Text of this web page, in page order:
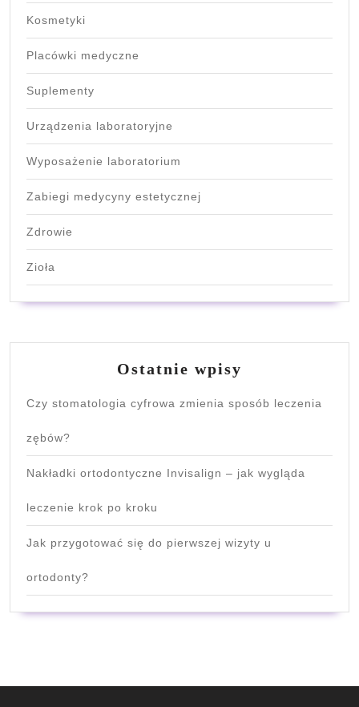
Kosmetyki
Placówki medyczne
Suplementy
Urządzenia laboratoryjne
Wyposażenie laboratorium
Zabiegi medycyny estetycznej
Zdrowie
Zioła
Ostatnie wpisy
Czy stomatologia cyfrowa zmienia sposób leczenia
zębów?
Nakładki ortodontyczne Invisalign – jak wygląda
leczenie krok po kroku
Jak przygotować się do pierwszej wizyty u
ortodonty?